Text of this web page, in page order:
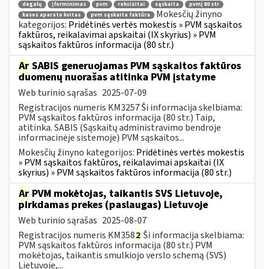
degalų įforminimas pvm rekvizitai sąskaita
pvmį 80 str
kasos aparato kvitas
pvm sąskaita faktūra
Mokesčių žinyno
kategorijos: Pridėtinės vertės mokestis » PVM sąskaitos
faktūros, reikalavimai apskaitai (IX skyrius) » PVM
sąskaitos faktūros informacija (80 str.)
Ar SABIS generuojamas PVM sąskaitos faktūros
duomenų nuorašas atitinka PVM įstatyme
Web turinio sąrašas 2025-07-09
Registracijos numeris KM3257 Ši informacija skelbiama:
PVM sąskaitos faktūros informacija (80 str.) Taip,
atitinka. SABIS (Sąskaitų administravimo bendroje
informacinėje sistemoje) PVM sąskaitos...
Mokesčių žinyno kategorijos: Pridėtinės vertės mokestis
» PVM sąskaitos faktūros, reikalavimai apskaitai (IX
skyrius) » PVM sąskaitos faktūros informacija (80 str.)
Ar PVM mokėtojas, taikantis SVS Lietuvoje,
pirkdamas prekes (paslaugas) Lietuvoje
Web turinio sąrašas 2025-08-07
Registracijos numeris KM3582 Ši informacija skelbiama:
PVM sąskaitos faktūros informacija (80 str.) PVM
mokėtojas, taikantis smulkiojo verslo schemą (SVS)
Lietuvoje,...